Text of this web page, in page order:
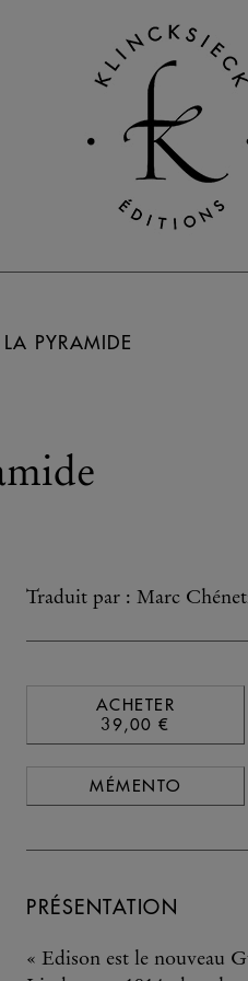
PYRAMIDE
Traduit par : Marc
ACHETER
39,00 €
MÉMENTO
PRÉSENTATION
« Edison est le nouveau